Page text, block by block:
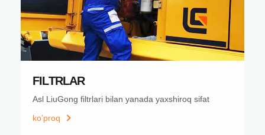
FILTRLAR
Asl LiuGong filtrlari bilan yanada yaxshiroq sifat
ko’proq